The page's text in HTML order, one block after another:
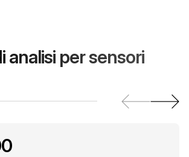
analisi per sensori